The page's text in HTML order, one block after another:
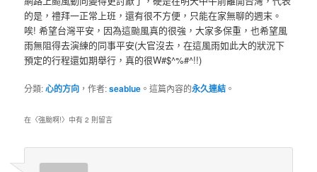
的是，禮拜一正常上班，還有很不方便，只能在家無聊的週末。
唉! 希望台灣平安，因為這颱風真的很強，大家多保重，也希望風
雨無阻得去演練的同事平安(大官沒去，在這風雨如此大的狀況下
預定的行程還如期舉行，真的很W#$^%#^!!)
分類:心的方向 ，作者:seablue 。這篇內容的永久連結 。
在〈強颱啊!〉中有 2 則留言